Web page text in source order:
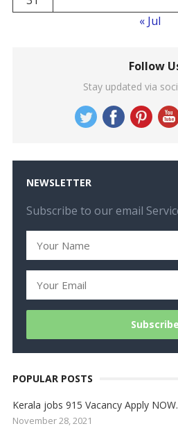
« Jul
Follow
Stay updated via
NEWSLETTER
Subscribe to our email
POPULAR POSTS
Kerala jobs 915 Vacancy Apply
November 28, 2021